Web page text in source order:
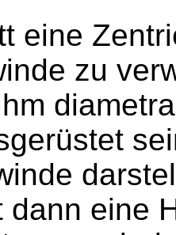
eine
zu
dann eine